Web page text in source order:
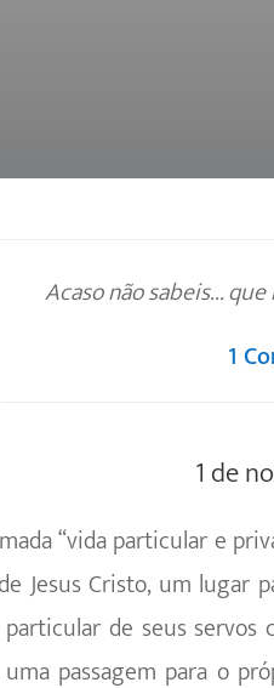
Acaso não sabeis...
1
1 de
“vida particular e
Jesus Cristo, um lugar
de seus
passagem para o